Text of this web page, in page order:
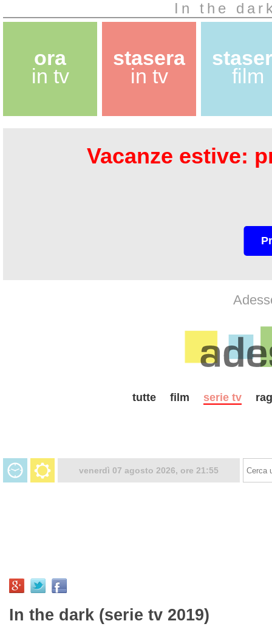
In the
ora
in tv
stasera
in tv
film
Vacanze estive:
tutte film serie tv
venerdì 07 agosto 2026, ore 21:55
In the dark (serie tv 2019)